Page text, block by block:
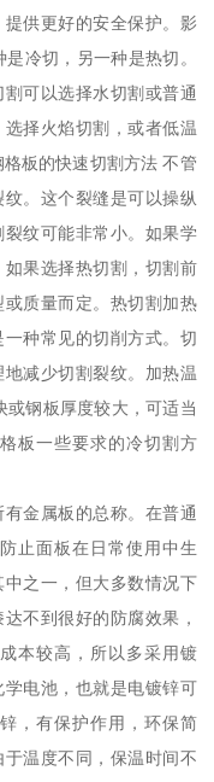
供更好的安全保护。影
冷切，另一种是热切。
可以选择水切割或普通
择火焰切割，或者低温
板的快速切割方法 不管
。这个裂缝是可以操纵
纹可能非常小。如果学
果选择热切割，切割前
质量而定。热切割加热
种常见的切削方式。切
减少切割裂纹。加热温
钢板厚度较大，可适当
板一些要求的冷切割方
金属板的总称。在普通
止面板在日常使用中生
之一，但大多数情况下
不到很好的防腐效果，
本较高，所以多采用镀
电池，也就是电镀锌可
，有保护作用，环保简
温度不同，保温时间不